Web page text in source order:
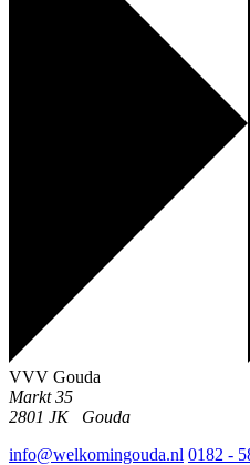
VVV Gouda
Markt 35
2801 JK
Gouda
info@welkomingouda.nl 0182 -